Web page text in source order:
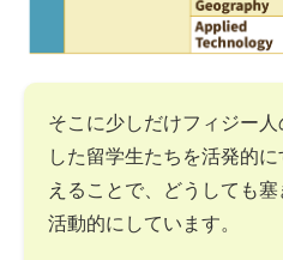
そこに少しだけフィジー
した留学生たちを活発的
えることで、どうしても
活動的にしています。